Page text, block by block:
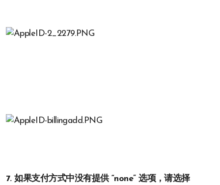
7. 如果支付方式中没有提供 “none” 选项，请选择